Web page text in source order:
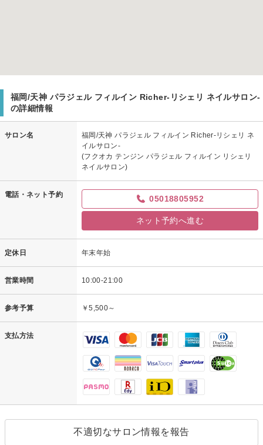
福岡/天神 パラジェル フィルイン Richer-リシェリ ネイルサロン-
の詳細情報
サロン名
福岡/天神 パラジェル フィルイン Richer-リシェリ ネ
イルサロン-
(フクオカ テンジン パラジェル フィルイン リシェリ
ネイルサロン)
電話・ネット予約 05018805952
ネット予約へ進む
定休日 年末年始
営業時間 10:00-21:00
参考予算 ￥5,500～
支払方法
不適切なサロン情報を報告